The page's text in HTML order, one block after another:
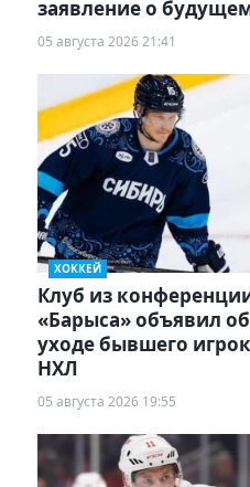
заявление о
05 августа 2026 21:41
ХОККЕЙ
Клуб из
«Барыса» объявил об
уходе бывшего
НХЛ
05 августа 2026 19:55